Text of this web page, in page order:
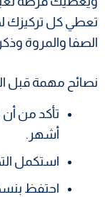
تعطي كل تركيزك
الصفا والمروة
نصائح مهمة قبل
أشهر.
استكمل
احتفظ